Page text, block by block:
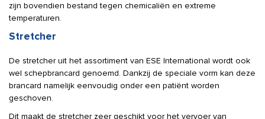
zijn bovendien bestand tegen chemicaliën en extreme
temperaturen.
Stretcher
De stretcher uit het assortiment van ESE International wordt ook
wel schepbrancard genoemd. Dankzij de speciale vorm kan deze
brancard namelijk eenvoudig onder een patiënt worden
geschoven.
Dit maakt de stretcher zeer geschikt voor het vervoer van